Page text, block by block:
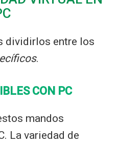
dividirlos entre los
.
CON PC
mandos
La variedad de